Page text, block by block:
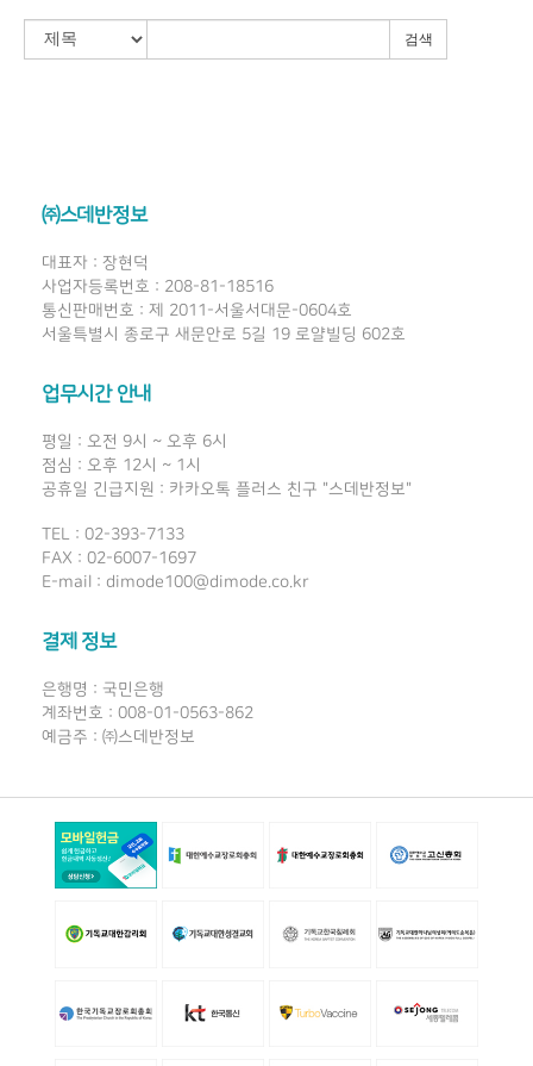
검색
㈜스데반정보
대표자 : 장현덕
사업자등록번호 : 208-81-18516
통신판매번호 : 제 2011-서울서대문-0604호
서울특별시 종로구 새문안로 5길 19 로얄빌딩 602호
업무시간 안내
평일 : 오전 9시 ~ 오후 6시
점심 : 오후 12시 ~ 1시
공휴일 긴급지원 : 카카오톡 플러스 친구 "스데반정보"
TEL : 02-393-7133
FAX : 02-6007-1697
E-mail : dimode100@dimode.co.kr
결제 정보
은행명 : 국민은행
계좌번호 : 008-01-0563-862
예금주 : ㈜스데반정보